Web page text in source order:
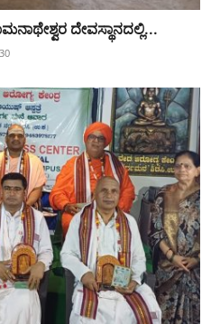
ದೇವಸ್ಥಾನದಲ್ಲಿ...